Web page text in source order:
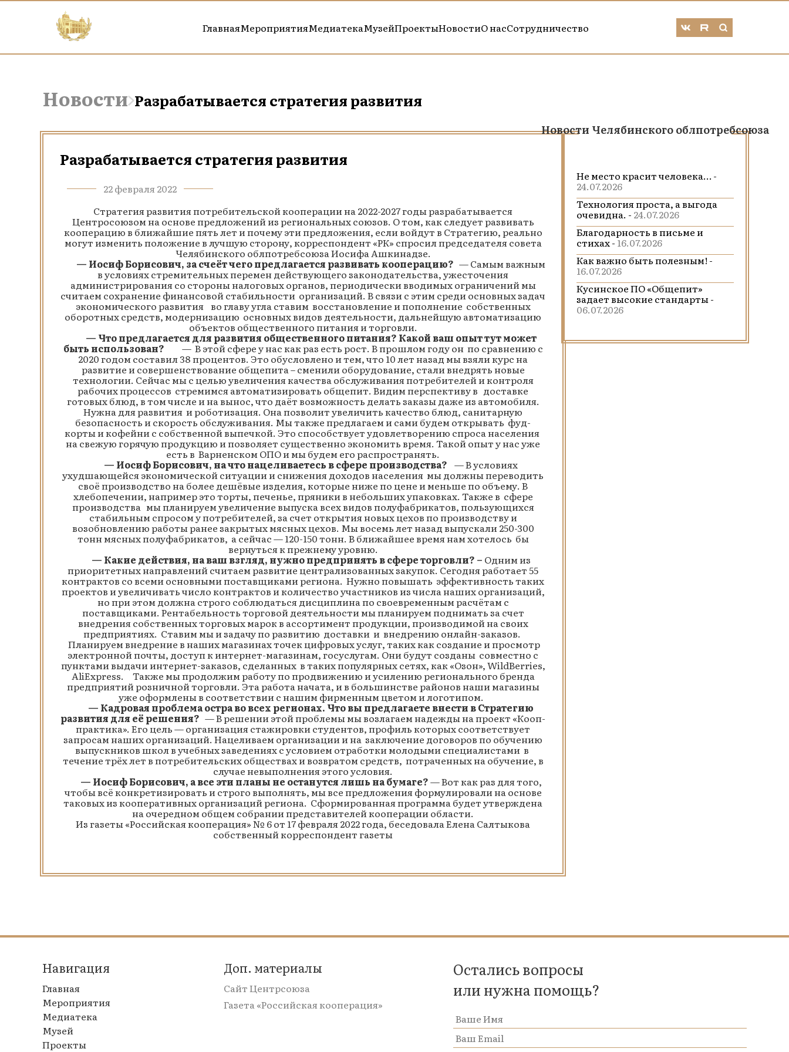
ГлавнаяМероприятияМедиатекаМузейПроектыНовостиО насСотрудничество
Новости Разрабатывается стратегия развития
Разрабатывается стратегия развития
22 февраля 2022
Стратегия развития потребительской кооперации на 2022-2027 годы разрабатывается
Центросоюзом на основе предложений из региональных союзов. О том, как следует развивать
кооперацию в ближайшие пять лет и почему эти предложения, если войдут в Стратегию, реально
могут изменить положение в лучшую сторону, корреспондент «РК» спросил председателя совета
Челябинского облпотребсоюза Иосифа Ашкинадзе.
— Иосиф Борисович, за счеёт чего предлагается развивать кооперацию? — Самым важным
в условиях стремительных перемен действующего законодательства, ужесточения
администрирования со стороны налоговых органов, периодически вводимых ограничений мы
считаем сохранение финансовой стабильности организаций. В связи с этим среди основных задач
экономического развития во главу угла ставим восстановление и пополнение собственных
оборотных средств, модернизацию основных видов деятельности, дальнейшую автоматизацию
объектов общественного питания и торговли.
— Что предлагается для развития общественного питания? Какой ваш опыт тут может
быть использован? — В этой сфере у нас как раз есть рост. В прошлом году он по сравнению с
2020 годом составил 38 процентов. Это обусловлено и тем, что 10 лет назад мы взяли курс на
развитие и совершенствование общепита – сменили оборудование, стали внедрять новые
технологии. Сейчас мы с целью увеличения качества обслуживания потребителей и контроля
рабочих процессов стремимся автоматизировать общепит. Видим перспективу в доставке
готовых блюд, в том числе и на вынос, что даёт возможность делать заказы даже из автомобиля.
Нужна для развития и роботизация. Она позволит увеличить качество блюд, санитарную
безопасность и скорость обслуживания. Мы также предлагаем и сами будем открывать фуд-
корты и кофейни с собственной выпечкой. Это способствует удовлетворению спроса населения
на свежую горячую продукцию и позволяет существенно экономить время. Такой опыт у нас уже
есть в Варненском ОПО и мы будем его распространять.
— Иосиф Борисович, на что нацеливаетесь в сфере производства? — В условиях
ухудшающейся экономической ситуации и снижения доходов населения мы должны переводить
своё производство на более дешёвые изделия, которые ниже по цене и меньше по объему. В
хлебопечении, например это торты, печенье, пряники в небольших упаковках. Также в сфере
производства мы планируем увеличение выпуска всех видов полуфабрикатов, пользующихся
стабильным спросом у потребителей, за счет открытия новых цехов по производству и
возобновлению работы ранее закрытых мясных цехов. Мы восемь лет назад выпускали 250-300
тонн мясных полуфабрикатов, а сейчас — 120-150 тонн. В ближайшее время нам хотелось бы
вернуться к прежнему уровню.
— Какие действия, на ваш взгляд, нужно предпринять в сфере торговли? – Одним из
приоритетных направлений считаем развитие централизованных закупок. Сегодня работает 55
контрактов со всеми основными поставщиками региона. Нужно повышать эффективность таких
проектов и увеличивать число контрактов и количество участников из числа наших организаций,
но при этом должна строго соблюдаться дисциплина по своевременным расчётам с
поставщиками. Рентабельность торговой деятельности мы планируем поднимать за счет
внедрения собственных торговых марок в ассортимент продукции, производимой на своих
предприятиях. Ставим мы и задачу по развитию доставки и внедрению онлайн-заказов.
Планируем внедрение в наших магазинах точек цифровых услуг, таких как создание и просмотр
электронной почты, доступ к интернет-магазинам, госуслугам. Они будут созданы совместно с
пунктами выдачи интернет-заказов, сделанных в таких популярных сетях, как «Озон», WildBerries,
AliExpress. Также мы продолжим работу по продвижению и усилению регионального бренда
предприятий розничной торговли. Эта работа начата, и в большинстве районов наши магазины
уже оформлены в соответствии с нашим фирменным цветом и логотипом.
— Кадровая проблема остра во всех регионах. Что вы предлагаете внести в Стратегию
развития для её решения? — В решении этой проблемы мы возлагаем надежды на проект «Кооп-
практика». Его цель — организация стажировки студентов, профиль которых соответствует
запросам наших организаций. Нацеливаем организации и на заключение договоров по обучению
выпускников школ в учебных заведениях с условием отработки молодыми специалистами в
течение трёх лет в потребительских обществах и возвратом средств, потраченных на обучение, в
случае невыполнения этого условия.
— Иосиф Борисович, а все эти планы не останутся лишь на бумаге?— Вот как раз для того,
чтобы всё конкретизировать и строго выполнять, мы все предложения формулировали на основе
таковых из кооперативных организаций региона. Сформированная программа будет утверждена
на очередном общем собрании представителей кооперации области.
Из газеты «Российская кооперация» № 6 от 17 февраля 2022 года, беседовала Елена Салтыкова
собственный корреспондент газеты
Новости Челябинского облпотребсоюза
Не место красит человека… -
24.07.2026
Технология проста, а выгода
очевидна. - 24.07.2026
Благодарность в письме и
стихах -16.07.2026
Как важно быть полезным! -
16.07.2026
Кусинское ПО «Общепит»
задает высокие стандарты -
06.07.2026
Навигация
Главная
Мероприятия
Медиатека
Музей
Проекты
Доп. материалы
Сайт Центрсоюза
Газета «Российская кооперация»
Остались вопросы
или нужна помощь?